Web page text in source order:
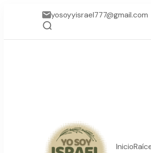
yosoyyisrael777@gmail.com
Inicio